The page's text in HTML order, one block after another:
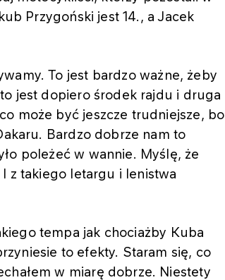
Przygoński jest 14., a Jacek
To jest bardzo ważne, żeby
jest dopiero środek rajdu i druga
może być jeszcze trudniejsze, bo
Bardzo dobrze nam to
poleżeć w wannie. Myślę, że
z takiego letargu i lenistwa
tempa jak chociażby Kuba
to efekty. Staram się, co
w miarę dobrze. Niestety